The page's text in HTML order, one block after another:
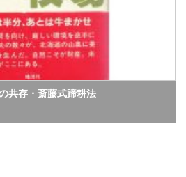
共存・斎藤式蹄耕法